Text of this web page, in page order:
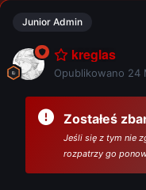
Junior Admin
kreglas
Opublikowano 24
Zostałeś
Jeśli się z tym nie
rozpatrzy go